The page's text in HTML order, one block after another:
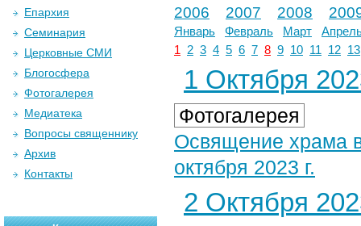
2006 2007 2008
Январь Февраль Март
1
2 3 4 5 6 7 8 9 10 11 12 13
1 Октября
Фотогалерея
Освящение храма
октября 2023 г.
2 Октября
Епархия
Семинария
Церковные СМИ
Блогосфера
Фотогалерея
Медиатека
Вопросы священнику
Архив
Контакты